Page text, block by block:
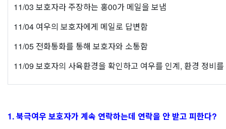
11/03 보호자라 주장하는 홍00가 메일을 보냄
11/04 여우의 보호자에게 메일로 답변함
11/05 전화통화를 통해 보호자와 소통함
11/09 보호자의 사육환경을 확인하고 여우를 인계, 환경 정비
1. 북극여우 보호자가 계속 연락하는데 연락을 안 받고 피한다?